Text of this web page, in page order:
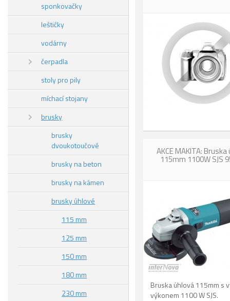
sponkovačky
leštičky
vodárny
čerpadla
stoly pro pily
míchací stojany
brusky
brusky
dvoukotoučové
brusky na beton
brusky na kámen
brusky úhlové
115 mm
125 mm
150 mm
180 mm
230 mm
AKCE MAKITA:
115mm 1100W SJS
Bruska úhlová 115mm s
výkonem 1100 W SJS.